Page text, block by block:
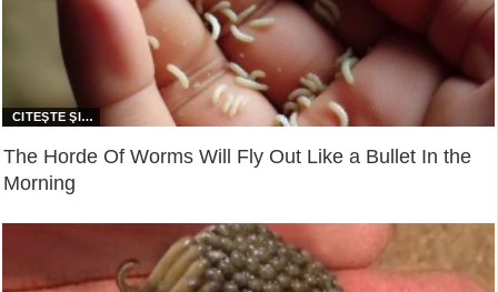
The Horde Of Worms Will Fly Out Like a Bullet In the
Morning